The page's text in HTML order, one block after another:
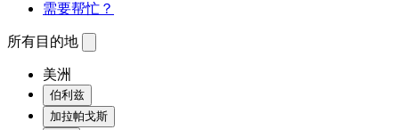
需要帮忙？
所有目的地
美洲
伯利兹
加拉帕戈斯